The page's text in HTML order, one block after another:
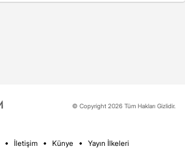
© Copyright 2026 Tüm Hakları Gizlidir.
İletişim Künye Yayın İlkeleri